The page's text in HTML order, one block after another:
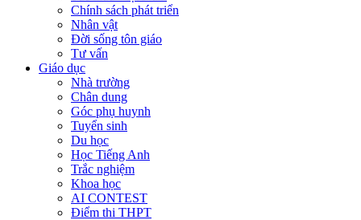
Chính sách phát triển
Nhân vật
Đời sống tôn giáo
Tư vấn
Giáo dục
Nhà trường
Chân dung
Góc phụ huynh
Tuyển sinh
Du học
Học Tiếng Anh
Trắc nghiệm
Khoa học
AI CONTEST
Điểm thi THPT